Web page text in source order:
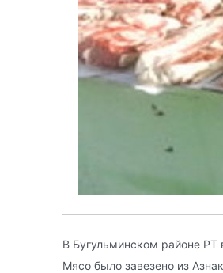
В Бугульминском районе РТ
Мясо было завезено из